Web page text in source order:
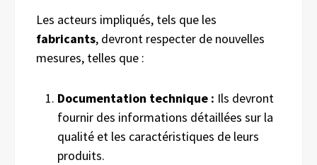
Les acteurs impliqués, tels que les
fabricants, devront respecter de nouvelles
mesures, telles que :
Documentation technique : Ils devront
fournir des informations détaillées sur la
qualité et les caractéristiques de leurs
produits.